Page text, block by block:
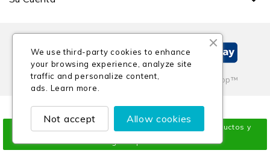
¡Solicítanos mayor información sobre nuestros productos y
listas de regalos personalizables!
© 2026 - Tienda Online Creada Con PrestaShop™
We use third-party cookies to enhance
your browsing experience, analyze site
traffic and personalize content,
ads. Learn more.
Allow cookies
Not accept